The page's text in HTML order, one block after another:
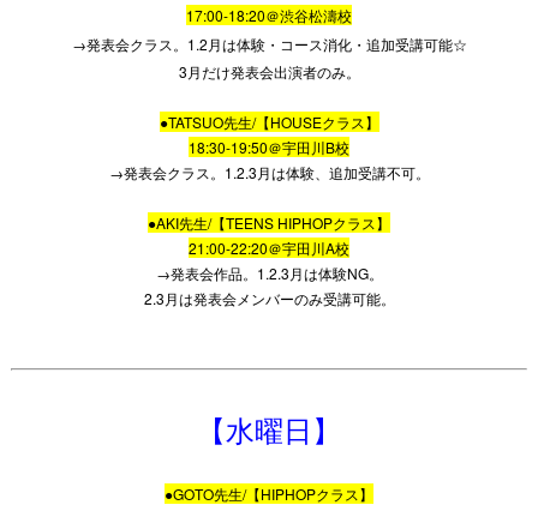
17:00-18:20＠渋谷松濤校
→発表会クラス。1.2月は体験・コース消化・追加受講可能☆
3月だけ発表会出演者のみ。
●TATSUO先生/【HOUSEクラス】
18:30-19:50＠宇田川B校
→発表会クラス。1.2.3月は体験、追加受講不可。
●AKI先生/【TEENS HIPHOPクラス】
21:00-22:20＠宇田川A校
→発表会作品。1.2.3月は体験NG。
2.3月は発表会メンバーのみ受講可能。
【水曜日】
●GOTO先生/【HIPHOPクラス】